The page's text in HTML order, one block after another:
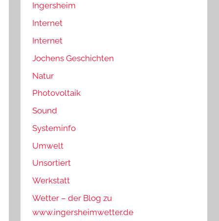
Ingersheim
Internet
Internet
Jochens Geschichten
Natur
Photovoltaik
Sound
Systeminfo
Umwelt
Unsortiert
Werkstatt
Wetter – der Blog zu
www.ingersheimwetter.de